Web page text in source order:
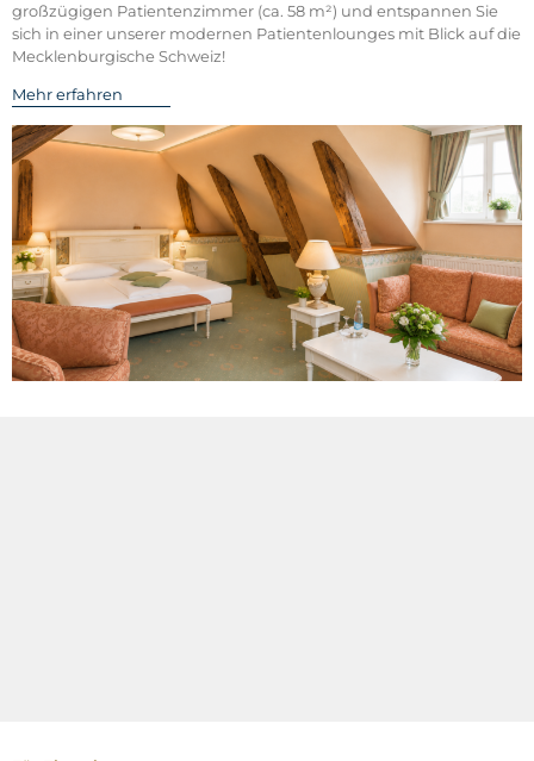
großzügigen Patientenzimmer (ca. 58 m²) und entspannen Sie
sich in einer unserer modernen Patientenlounges mit Blick auf die
Mecklenburgische Schweiz!
Mehr erfahren